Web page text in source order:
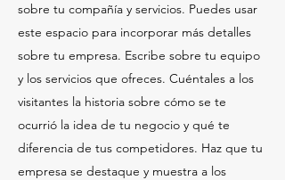
sobre tu compañía y servicios. Puedes usar
este espacio para incorporar más detalles
sobre tu empresa. Escribe sobre tu equipo
y los servicios que ofreces. Cuéntales a los
visitantes la historia sobre cómo se te
ocurrió la idea de tu negocio y qué te
diferencia de tus competidores. Haz que tu
empresa se destaque y muestra a los